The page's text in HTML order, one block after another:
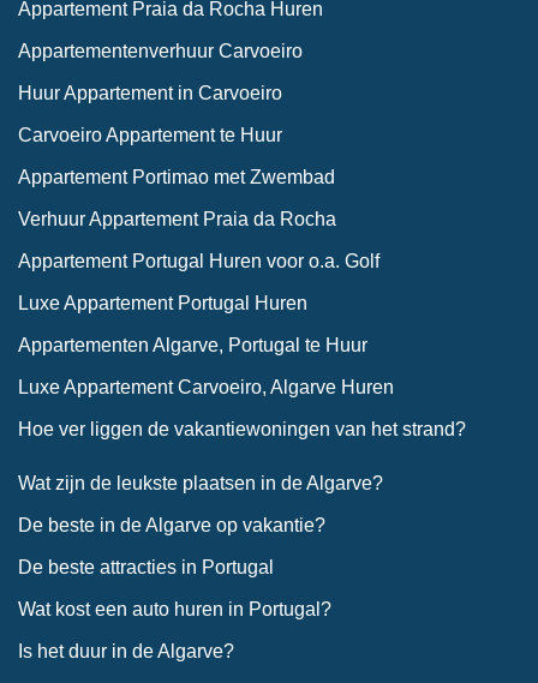
Appartement Praia da Rocha Huren
Appartementenverhuur Carvoeiro
Huur Appartement in Carvoeiro
Carvoeiro Appartement te Huur
Appartement Portimao met Zwembad
Verhuur Appartement Praia da Rocha
Appartement Portugal Huren voor o.a. Golf
Luxe Appartement Portugal Huren
Appartementen Algarve, Portugal te Huur
Luxe Appartement Carvoeiro, Algarve Huren
Hoe ver liggen de vakantiewoningen van het strand?
Wat zijn de leukste plaatsen in de Algarve?
De beste in de Algarve op vakantie?
De beste attracties in Portugal
Wat kost een auto huren in Portugal?
Is het duur in de Algarve?